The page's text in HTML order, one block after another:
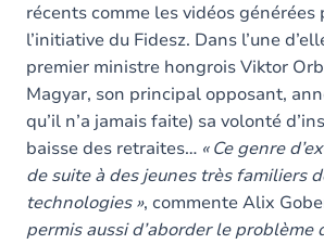
récents comme les vidéos générées
l’initiative du Fidesz. Dans l’une
premier ministre hongrois Viktor
Magyar, son principal opposant,
qu’il n’a jamais faite) sa volonté
baisse des retraites… « Ce genre
de suite à des jeunes très familiers
technologies », commente Alix
permis aussi d’aborder le problème